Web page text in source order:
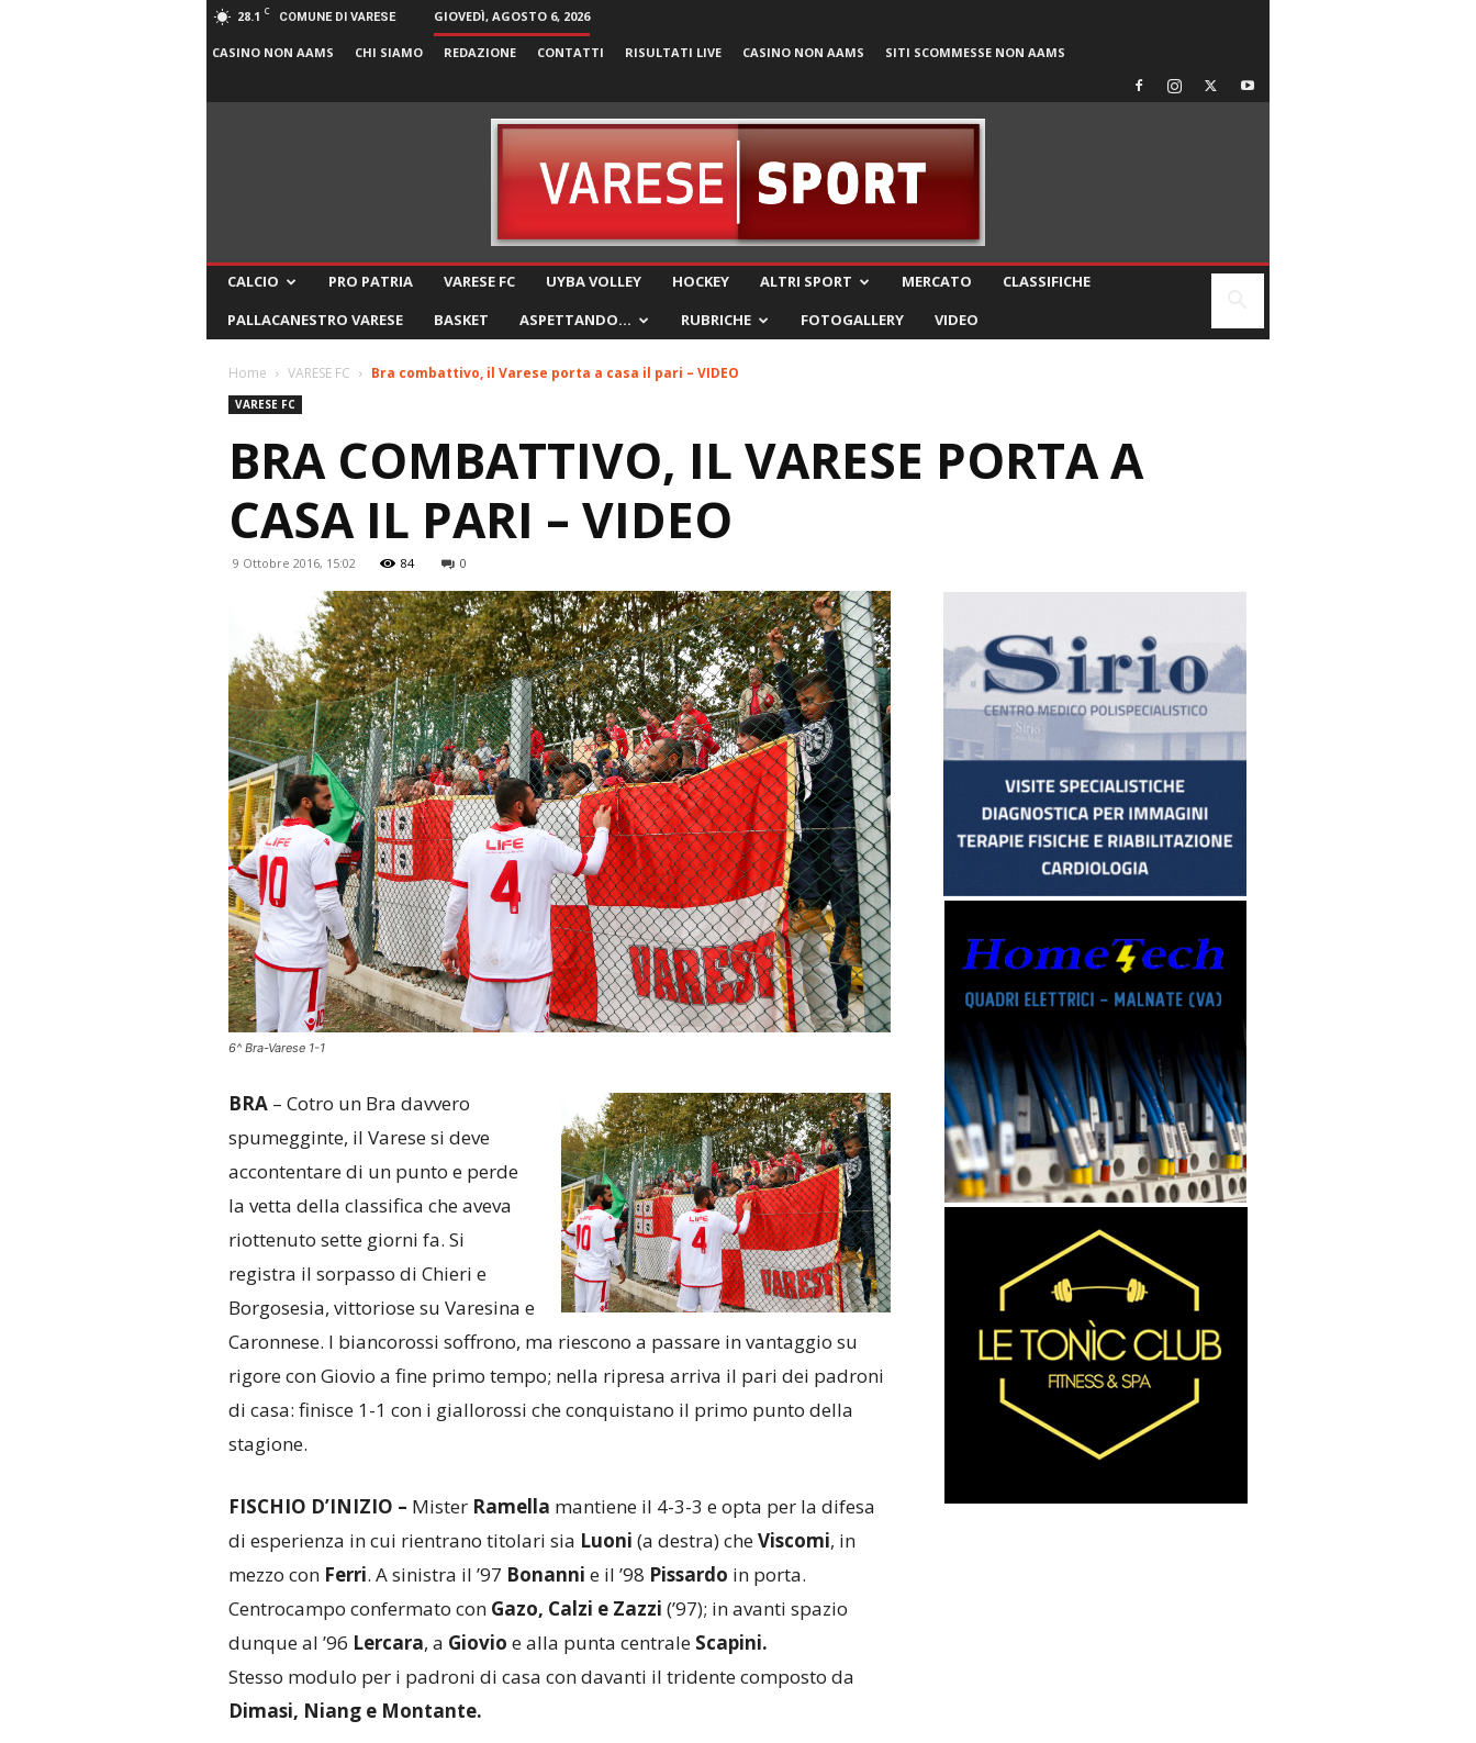
28.1 C COMUNE DI VARESE GIOVEDÌ, AGOSTO 6, 2026
CASINO NON AAMS CHI SIAMO REDAZIONE CONTATTI RISULTATI LIVE CASINO NON AAMS SITI SCOMMESSE NON AAMS
CALCIO PRO PATRIA VARESE FC UYBA VOLLEY HOCKEY ALTRI SPORT MERCATO
CLASSIFICHE
PALLACANESTRO VARESE
BASKET ASPETTANDO… RUBRICHE FOTOGALLERY VIDEO
Home VARESE FC Bra combattivo, il Varese porta a casa il pari – VIDEO
VARESE FC
BRA COMBATTIVO, IL VARESE PORTA A
CASA IL PARI – VIDEO
9 Ottobre 2016, 15:02 84 0
6^ Bra-Varese 1-1
BRA– Cotro un Bra davvero
spumegginte, il Varese si deve
accontentare di un punto e perde
la vetta della classifica che aveva
riottenuto sette giorni fa. Si
registra il sorpasso di Chieri e
Borgosesia, vittoriose su Varesina e
Caronnese. I biancorossi soffrono, ma riescono a passare in vantaggio su
rigore con Giovio a fine primo tempo; nella ripresa arriva il pari dei padroni
di casa: finisce 1-1 con i giallorossi che conquistano il primo punto della
stagione.
FISCHIO D’INIZIO – Mister Ramella mantiene il 4-3-3 e opta per la difesa
di esperienza in cui rientrano titolari sia Luoni (a destra) cheViscomi, in
mezzo con Ferri. A sinistra il ’97 Bonanni e il ’98 Pissardo in porta.
Centrocampo confermato con Gazo, Calzi e Zazzi (’97); in avanti spazio
dunque al ’96 Lercara, a Giovio e alla punta centraleScapini.
Stesso modulo per i padroni di casa con davanti il tridente composto da
Dimasi, Niang e Montante.